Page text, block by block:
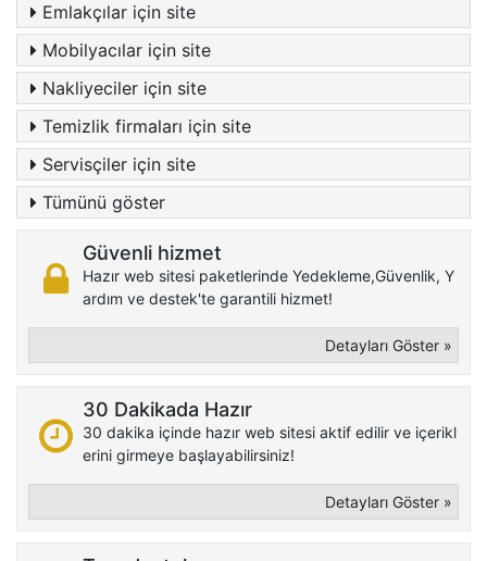
Emlakçılar için site
Mobilyacılar için site
Nakliyeciler için site
Temizlik firmaları için site
Servisçiler için site
Tümünü göster
Güvenli hizmet
Hazır web sitesi paketlerinde Yedekleme,Güvenlik, Y
ardım ve destek'te garantili hizmet!
Detayları Göster »
30 Dakikada Hazır
30 dakika içinde hazır web sitesi aktif edilir ve içerikl
erini girmeye başlayabilirsiniz!
Detayları Göster »